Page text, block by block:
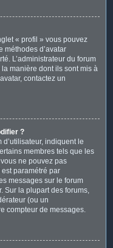
« profil » vous pouvez
méthodes d’avatar
L’administrateur du forum
manière dont ils sont mis à
contactez un
?
indiquent le
membres tels que les
ne pouvez pas
est paramétré par
messages sur le forum
Sur la plupart des forums,
(ou un
compteur de messages.